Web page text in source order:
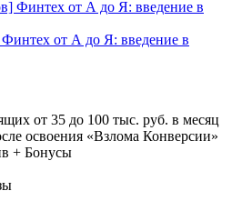
от А до Я: введение в
от 35 до 100 тыс. руб. в месяц
освоения «Взлома Конверсии»
+ Бонусы